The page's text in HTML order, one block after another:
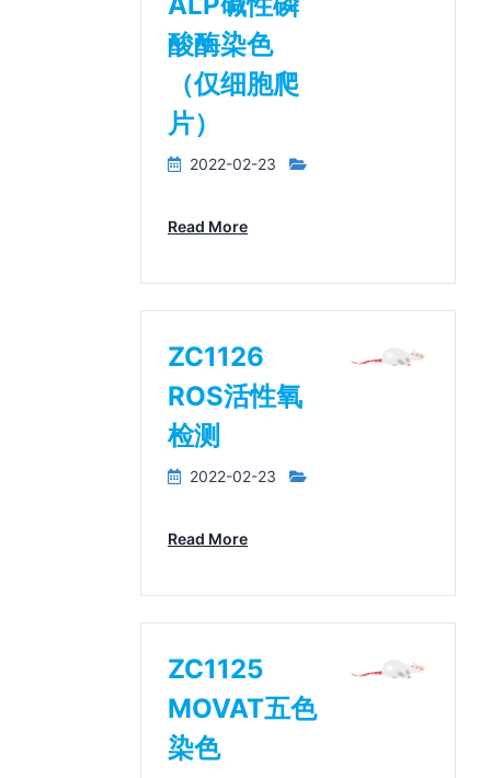
酸酶染色
（仅细胞爬
片）
2022-02-23
Read More
ZC1126
ROS活性氧
检测
2022-02-23
Read More
ZC1125
MOVAT五色
染色